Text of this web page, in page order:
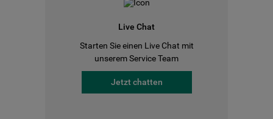
Live Chat
Starten Sie einen Live Chat mit
unserem Service Team
Jetzt chatten